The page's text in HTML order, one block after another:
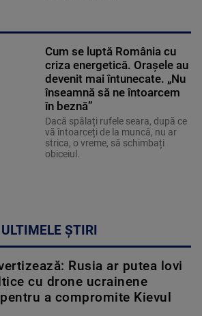
Cum se luptă România cu
criza energetică. Orașele au
devenit mai întunecate. „Nu
înseamnă să ne întoarcem
în beznă”
Dacă spălați rufele seara, după ce
vă întoarceți de la muncă, nu ar
strica, o vreme, să schimbați
obiceiul.
ULTIMELE ȘTIRI
Rusia ar putea lovi
cu drone ucrainene
a compromite Kievul